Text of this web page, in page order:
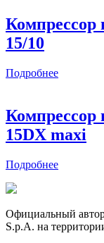
Компрессор
15/10
Подробнее
Компрессор
15DX maxi
Подробнее
Официальный
S.p.A. на